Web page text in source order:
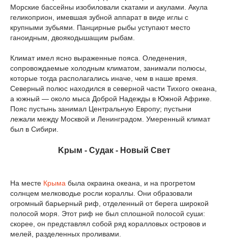
Морские бассейны изобиловали скатами и акулами. Акула
геликоприон, имевшая зубной аппарат в виде иглы с
крупными зубьями. Панцирные рыбы уступают место
ганоидным, двоякодышащим рыбам.
Климат имел ясно выраженные пояса. Оледенения,
сопровождаемые холодным климатом, занимали полюсы,
которые тогда располагались иначе, чем в наше время.
Северный полюс находился в северной части Тихого океана,
а южный — около мыса Доброй Надежды в Южной Африке.
Пояс пустынь занимал Центральную Европу; пустыни
лежали между Москвой и Ленинградом. Умеренный климат
был в Сибири.
Kрым - Судaк - Нoвый Свет
На месте Крыма была окраина океана, и на прогретом
солнцем мелководье росли кораллы. Они образовали
огромный барьерный риф, отделенный от берега широкой
полосой моря. Этот риф не был сплошной полосой суши:
скорее, он представлял собой ряд коралловых островов и
мелей, разделенных проливами.